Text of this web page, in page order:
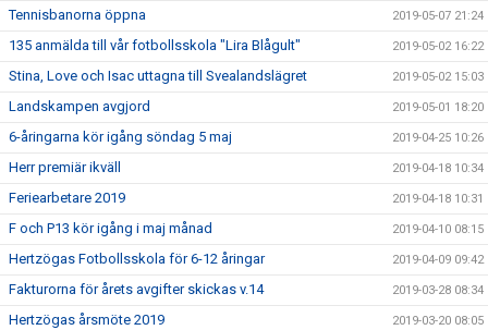
Tennisbanorna öppna 2019-05-07 21:24
135 anmälda till vår fotbollsskola "Lira Blågult" 2019-05-02 16:22
Stina, Love och Isac uttagna till Svealandslägret 2019-05-02 15:03
Landskampen avgjord 2019-05-01 18:20
6-åringarna kör igång söndag 5 maj 2019-04-25 10:26
Herr premiär ikväll 2019-04-18 10:34
Feriearbetare 2019 2019-04-18 10:31
F och P13 kör igång i maj månad 2019-04-10 08:15
Hertzögas Fotbollsskola för 6-12 åringar 2019-04-09 09:42
Fakturorna för årets avgifter skickas v.14 2019-03-28 08:34
Hertzögas årsmöte 2019 2019-03-20 08:05